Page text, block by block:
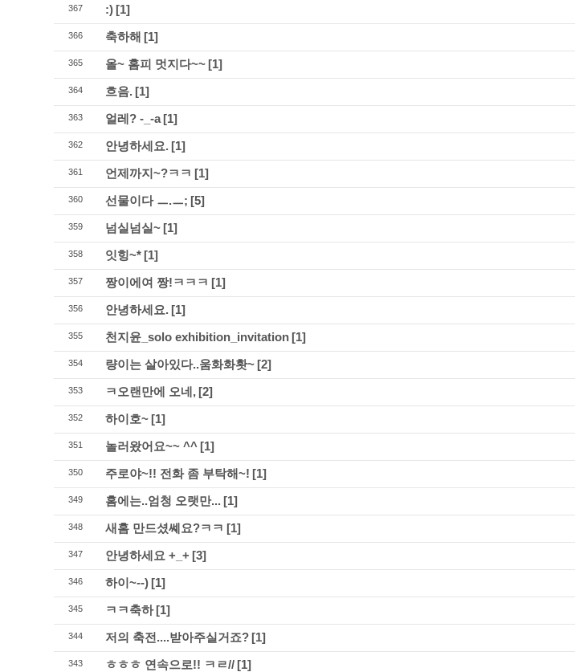
367 :)[1]
366 축하해 [1]
365 올~ 홈피 멋지다~~[1]
364 흐음.[1]
363 얼레? -_-a[1]
362 안녕하세요.[1]
361 언제까지~?ㅋㅋ [1]
360 선물이다 ㅡ.ㅡ; [5]
359 넘실넘실~[1]
358 잇힝~*[1]
357 짱이에여 짱!ㅋㅋㅋ [1]
356 안녕하세요.[1]
355 천지윤_solo exhibition_invitation[1]
354 량이는 살아있다..움화화홧~[2]
353 ㅋ오랜만에 오네,[2]
352 하이호~[1]
351 놀러왔어요~~ ^^[1]
350 주로야~!! 전화 좀 부탁해~! [1]
349 홈에는..엄청 오랫만...[1]
348 새홈 만드셨쎼요?ㅋㅋ [1]
347 안녕하세요 +_+[3]
346 하이~--)[1]
345 ㅋㅋ축하[1]
344 저의 축전....받아주실거죠?[1]
343 ㅎㅎㅎ 연속으로!! ㅋㄹ//[1]